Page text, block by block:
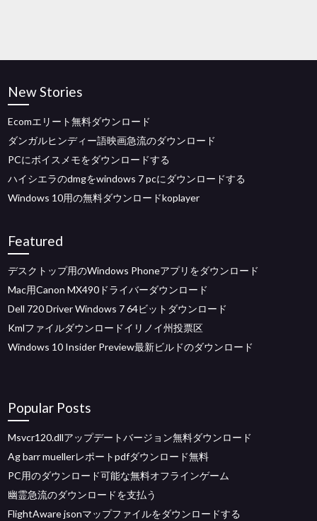
New Stories
Ecomエリート無料ダウンロード
ダンガルヒンディー語映画急流のダウンロード
PCにボイスメモをダウンロードする
ハイシエラのdmgをwindows 7 pcにダウンロードする
Windows 10用の無料ダウンロードkoplayer
Featured
デスクトップ用のWindows Phoneアプリをダウンロード
Mac用Canon MX490ドライバーダウンロード
Dell 720 Driver Windows 7 64ビットダウンロード
Kmlファイルダウンロードイリノイ州投票区
Windows 10 Insider Preview最新ビルドのダウンロード
Popular Posts
Msvcr120.dllアップデートバージョン無料ダウンロード
Ag barr muellerレポートpdfダウンロード無料
PC用のダウンロード可能な無料オフラインゲーム
幽霊急流のダウンロードを支払う
FlightAware jsonマップファイルをダウンロードする